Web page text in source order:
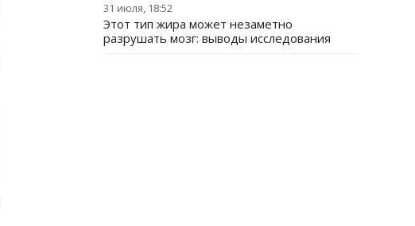
31 июля, 18:52
Этот тип жира может незаметно
разрушать мозг: выводы исследования